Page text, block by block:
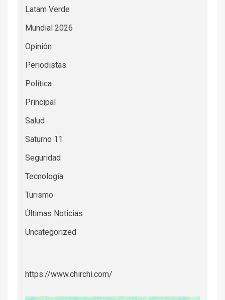
Latam Verde
Mundial 2026
Opinión
Periodistas
Política
Principal
Salud
Saturno 11
Seguridad
Tecnología
Turismo
Últimas Noticias
Uncategorized
https://www.chirchi.com/